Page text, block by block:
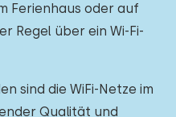
Ferienhaus oder auf
Regel über ein Wi-Fi-
sind die WiFi-Netze im
Qualität und